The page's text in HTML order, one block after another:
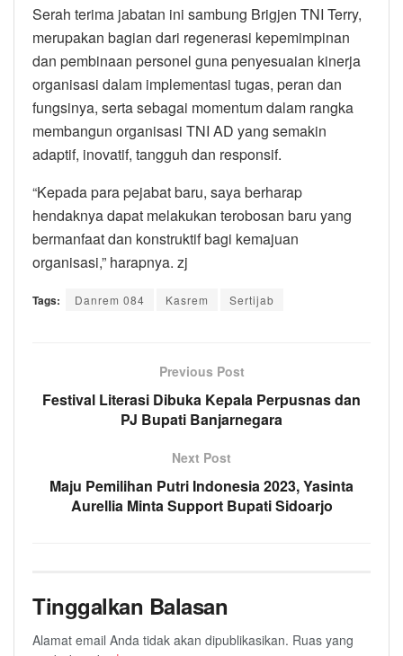
Serah terima jabatan ini sambung Brigjen TNI Terry,
merupakan bagian dari regenerasi kepemimpinan
dan pembinaan personel guna penyesuaian kinerja
organisasi dalam implementasi tugas, peran dan
fungsinya, serta sebagai momentum dalam rangka
membangun organisasi TNI AD yang semakin
adaptif, inovatif, tangguh dan responsif.
“Kepada para pejabat baru, saya berharap
hendaknya dapat melakukan terobosan baru yang
bermanfaat dan konstruktif bagi kemajuan
organisasi,” harapnya. zj
Tags: Danrem 084 Kasrem Sertijab
Previous Post
Festival Literasi Dibuka Kepala Perpusnas dan
PJ Bupati Banjarnegara
Next Post
Maju Pemilihan Putri Indonesia 2023, Yasinta
Aurellia Minta Support Bupati Sidoarjo
Tinggalkan Balasan
Alamat email Anda tidak akan dipublikasikan. Ruas yang